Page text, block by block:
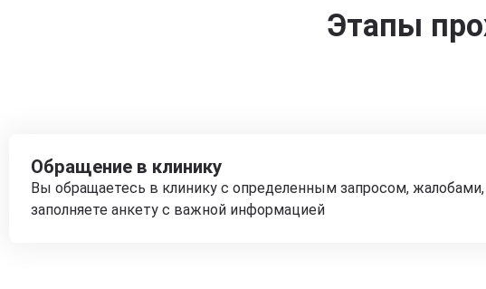
Этапы
Обращение в клинику
Вы обращаетесь в клинику с определенным запросом,
заполняете анкету с важной информацией